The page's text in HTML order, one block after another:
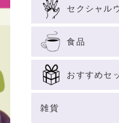
セクシャル
食品
おすすめセ
雑貨